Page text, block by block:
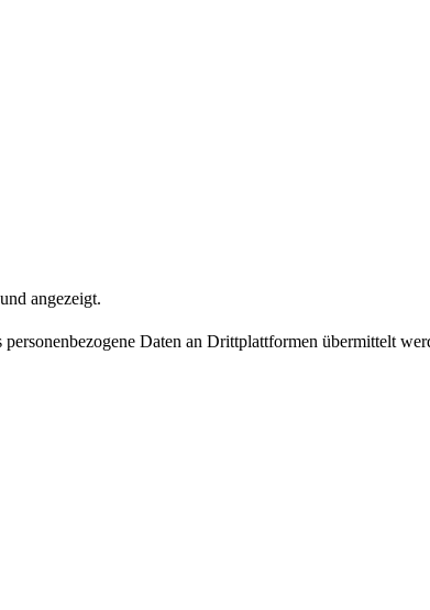
angezeigt.
Daten an Drittplattformen übermittelt